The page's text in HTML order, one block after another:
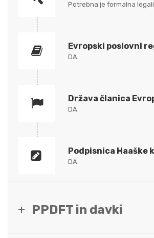
Potrebna je formalna
Evropski poslovni
DA
Država članica
DA
Podpisnica Haaške
DA
PPDFT in davki